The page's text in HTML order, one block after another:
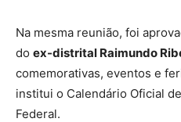
Na mesma reunião, foi
do ex-distrital Raimundo
comemorativas, eventos e
institui o Calendário Oficial
Federal.